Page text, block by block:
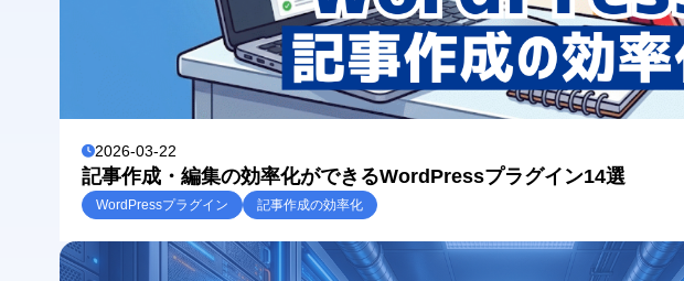
2026-03-22
記事作成・編集の効率化ができるWordPressプラグイン14選
WordPressプラグイン 記事作成の効率化